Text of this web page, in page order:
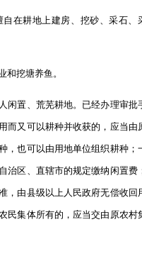
在耕地上建房、挖砂、采石、
挖塘养鱼。
置、荒芜耕地。已经办理审批
而又可以耕种并收获的，应当由
，也可以由用地单位组织耕种；
治区、直辖市的规定缴纳闲置费
，由县级以上人民政府无偿收回
民集体所有的，应当交由原农村